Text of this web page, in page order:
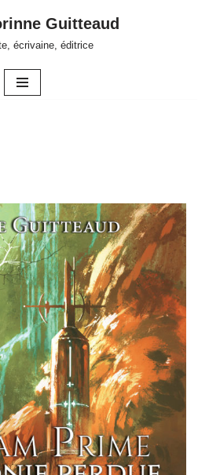
Guitteaud
écrivaine, éditrice